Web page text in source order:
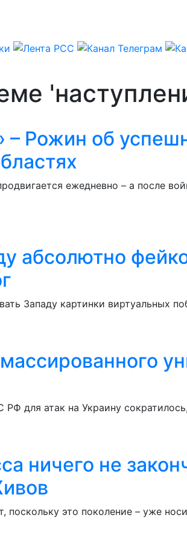
– Рожин об
ежедневно – а после
абсолютно
Западу картинки виртуальных
РФ для атак на Украину
ничего не
это поколение – уже